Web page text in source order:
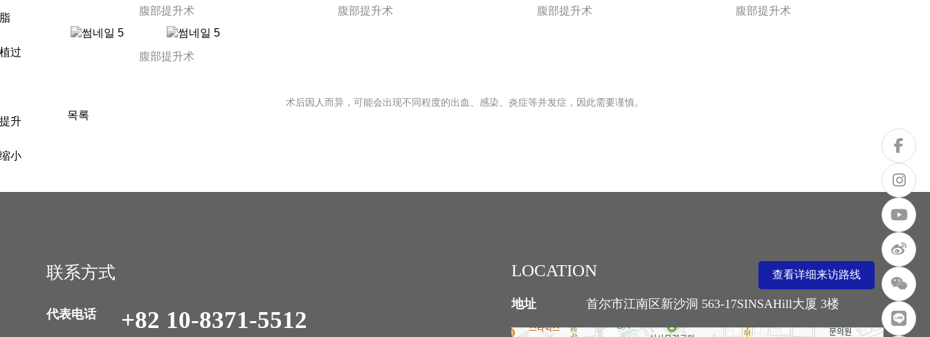
过
升
小
腹部提升术 腹部提升术 腹部提升术 腹部提升术
腹部提升术
术后因人而异，可能会出现不同程度的出血、感染、炎症等并发症，因此需要谨慎。
목록
联系方式
代表电话 +82 10-8371-5512
LOCATION 查看详细来访路线
地址 首尔市江南区新沙洞 563-17SINSAHill大厦 3楼